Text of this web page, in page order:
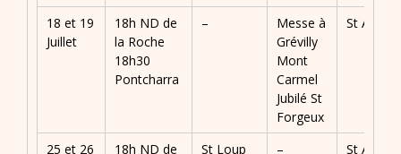
18 et 19
Juillet
18h ND de
la Roche
18h30
Pontcharra
–
Messe à
Grévilly
Mont
Carmel
Jubilé St
Forgeux
St André
25 et 26
18h ND de
St Loup – St André